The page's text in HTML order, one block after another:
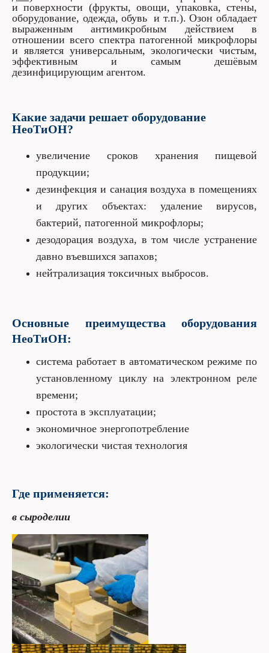
и поверхности (фрукты, овощи, упаковка, стены,
оборудование, одежда, обувь и т.п.). Озон обладает
выраженным антимикробным действием в
отношении всего спектра патогенной микрофлоры
и является универсальным, экологически чистым,
эффективным и самым дешёвым
дезинфицирующим агентом.
Какие задачи решает оборудование
НеоТиОН?
увеличение сроков хранения пищевой
продукции;
дезинфекция и санация воздуха в помещениях
и других объектах: удаление вирусов,
бактерий, патогенной микрофлоры;
дезодорация воздуха, в том числе устранение
давно въевшихся запахов;
нейтрализация токсичных выбросов.
Основные преимущества оборудования
НеоТиОН:
система работает в автоматическом режиме по
установленному циклу на электронном реле
времени;
простота в эксплуатации;
экономичное энергопотребление
экологически чистая технология
Где применяется:
в сыроделии